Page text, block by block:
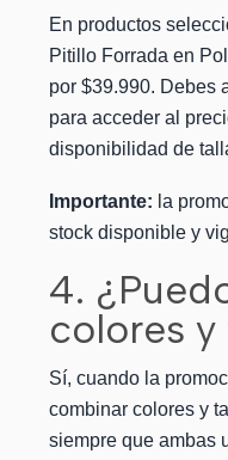
En productos
Pitillo Forrada en
por $39.990. Debes
para acceder al
disponibilidad de
Importante: la
stock disponible y
4.
colores y
Sí, cuando la
combinar colores y
siempre que ambas